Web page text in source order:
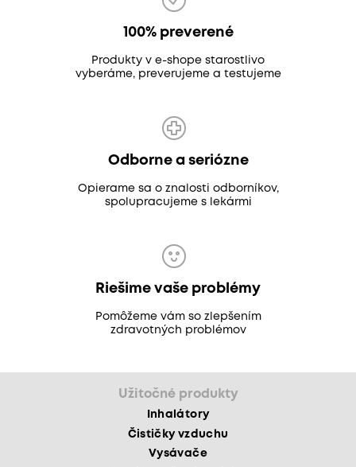
100% preverené
Produkty v e-shope starostlivo
vyberáme, preverujeme a testujeme
Odborne a seriózne
Opierame sa o znalosti odborníkov,
spolupracujeme s lekármi
Riešime vaše problémy
Pomôžeme vám so zlepšením
zdravotných problémov
Užitočné produkty
Inhalátory
Čističky vzduchu
Vysávače